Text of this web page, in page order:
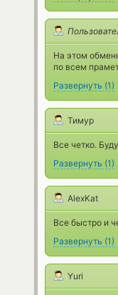
На этом
по всем
Развернуть (1)
Тимур
Все четко.
Развернуть (1)
AlexKat
Все быстро и
Развернуть (1)
Yuri